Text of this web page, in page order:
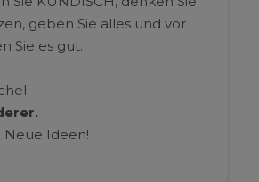
geben Sie alles und vor
Sie es gut.
Neue Ideen!